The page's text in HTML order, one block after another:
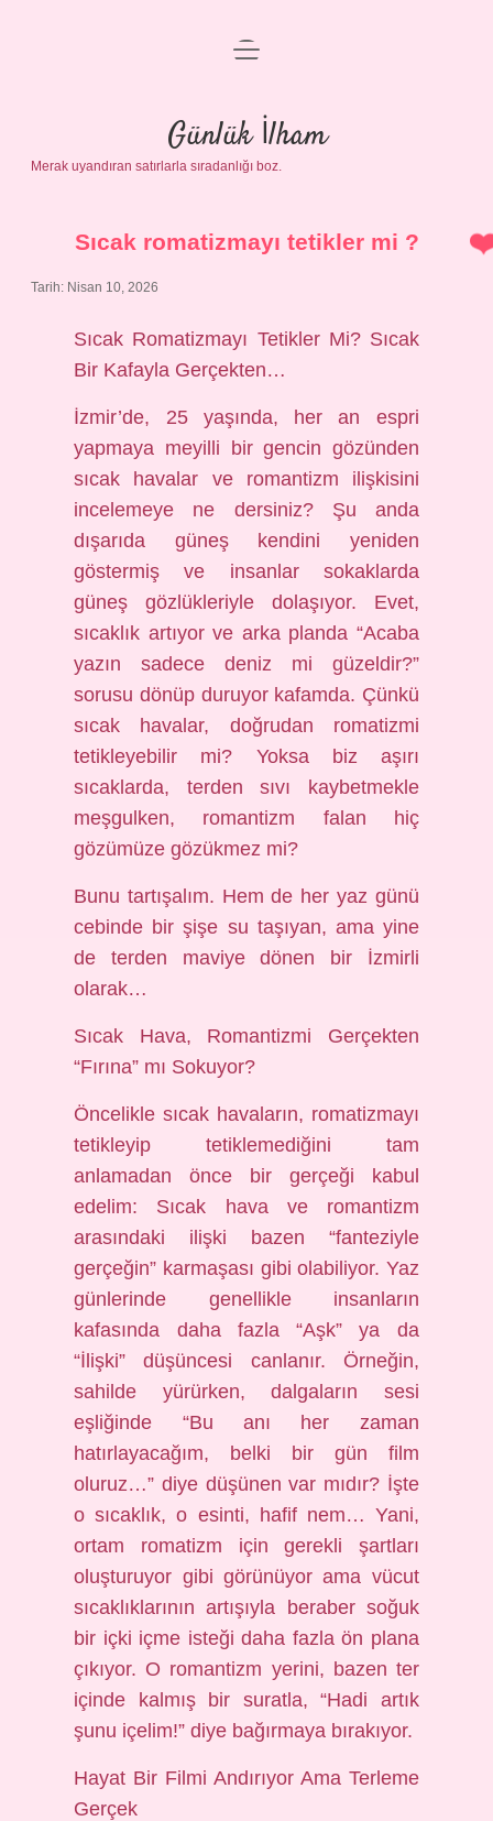
Anasayfa
Gizlilik Politikası
Yasal Uyarı
menüyü
Günlük İlham
Merak uyandıran satırlarla sıradanlığı boz.
Sıcak romatizmayı tetikler mi ?
Tarih: Nisan 10, 2026
Sıcak Romatizmayı Tetikler Mi? Sıcak
Bir Kafayla Gerçekten…
İzmir’de, 25 yaşında, her an espri
yapmaya meyilli bir gencin gözünden
sıcak havalar ve romantizm ilişkisini
incelemeye ne dersiniz? Şu anda
dışarıda güneş kendini yeniden
göstermiş ve insanlar sokaklarda
güneş gözlükleriyle dolaşıyor. Evet,
sıcaklık artıyor ve arka planda “Acaba
yazın sadece deniz mi güzeldir?”
sorusu dönüp duruyor kafamda. Çünkü
sıcak havalar, doğrudan romatizmi
tetikleyebilir mi? Yoksa biz aşırı
sıcaklarda, terden sıvı kaybetmekle
meşgulken, romantizm falan hiç
gözümüze gözükmez mi?
Bunu tartışalım. Hem de her yaz günü
cebinde bir şişe su taşıyan, ama yine
de terden maviye dönen bir İzmirli
olarak…
Sıcak Hava, Romantizmi Gerçekten
“Fırına” mı Sokuyor?
Öncelikle sıcak havaların, romatizmayı
tetikleyip tetiklemediğini tam
anlamadan önce bir gerçeği kabul
edelim: Sıcak hava ve romantizm
arasındaki ilişki bazen “fanteziyle
gerçeğin” karmaşası gibi olabiliyor. Yaz
günlerinde genellikle insanların
kafasında daha fazla “Aşk” ya da
“İlişki” düşüncesi canlanır. Örneğin,
sahilde yürürken, dalgaların sesi
eşliğinde “Bu anı her zaman
hatırlayacağım, belki bir gün film
oluruz…” diye düşünen var mıdır? İşte
o sıcaklık, o esinti, hafif nem… Yani,
ortam romatizm için gerekli şartları
oluşturuyor gibi görünüyor ama vücut
sıcaklıklarının artışıyla beraber soğuk
bir içki içme isteği daha fazla ön plana
çıkıyor. O romantizm yerini, bazen ter
içinde kalmış bir suratla, “Hadi artık
şunu içelim!” diye bağırmaya bırakıyor.
Hayat Bir Filmi Andırıyor Ama Terleme
Gerçek